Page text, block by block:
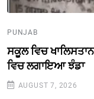
PUNJAB
ਸਕੂਲ ਵਿਚ
ਵਿਚ ਲਗਾਇਆ ਝੰਡਾ
AUGUST 7, 2026